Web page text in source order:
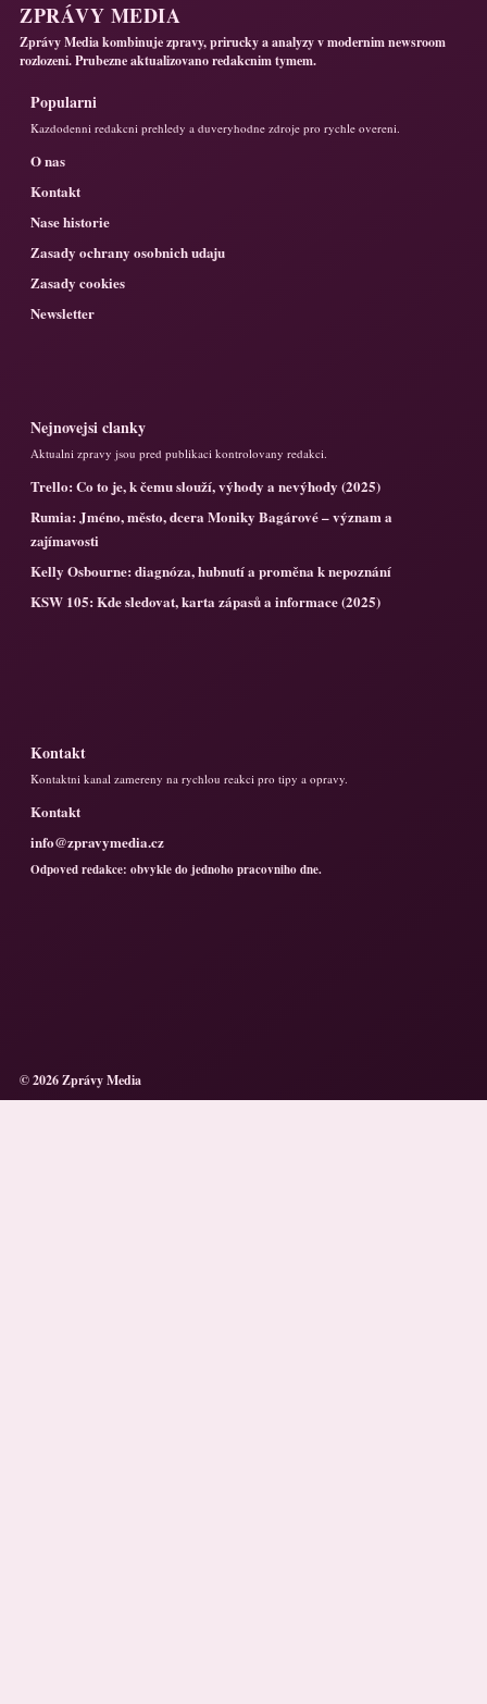
ZPRÁVY MEDIA
Zprávy Media kombinuje zpravy, prirucky a analyzy v modernim newsroom
rozlozeni. Prubezne aktualizovano redakcnim tymem.
Popularni
Kazdodenni redakcni prehledy a duveryhodne zdroje pro rychle overeni.
O nas
Kontakt
Nase historie
Zasady ochrany osobnich udaju
Zasady cookies
Newsletter
Nejnovejsi clanky
Aktualni zpravy jsou pred publikaci kontrolovany redakci.
Trello: Co to je, k čemu slouží, výhody a nevýhody (2025)
Rumia: Jméno, město, dcera Moniky Bagárové – význam a
zajímavosti
Kelly Osbourne: diagnóza, hubnutí a proměna k nepoznání
KSW 105: Kde sledovat, karta zápasů a informace (2025)
Kontakt
Kontaktni kanal zamereny na rychlou reakci pro tipy a opravy.
Kontakt
info@zpravymedia.cz
Odpoved redakce: obvykle do jednoho pracovniho dne.
© 2026 Zprávy Media